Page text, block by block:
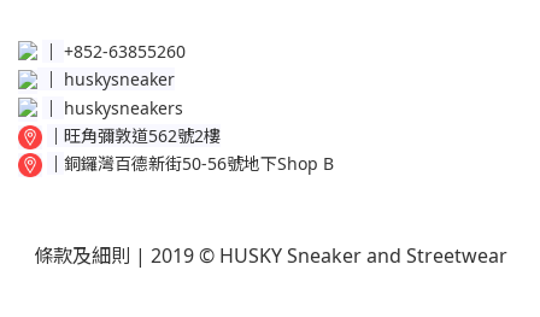
│ +852-63855260
huskysneaker
│ huskysneakers
│ 旺角彌敦道562號2樓
│ 銅鑼灣百德新街50-56號地下Shop B
條款及細則 | 2019 © HUSKY Sneaker and Streetwear